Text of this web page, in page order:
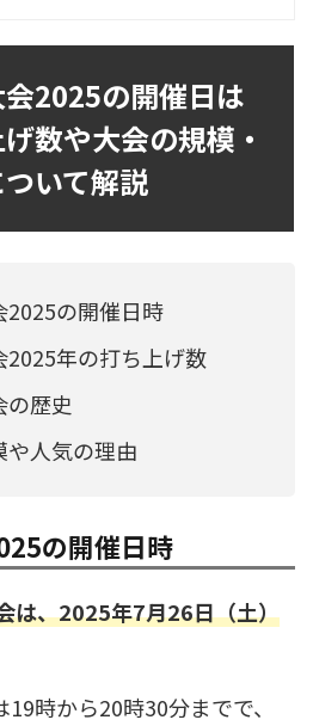
2025の開催日は
数や大会の規模・
いて解説
2025の開催日時
2025年の打ち上げ数
の歴史
人気の理由
の開催日時
は、2025年7月26日（土）
時から20時30分までで、